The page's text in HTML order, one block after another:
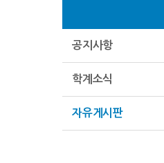
공지사항
학계소식
자유게시판